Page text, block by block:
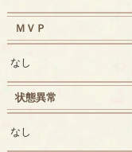
ＭＶＰ
なし
状態異常
なし